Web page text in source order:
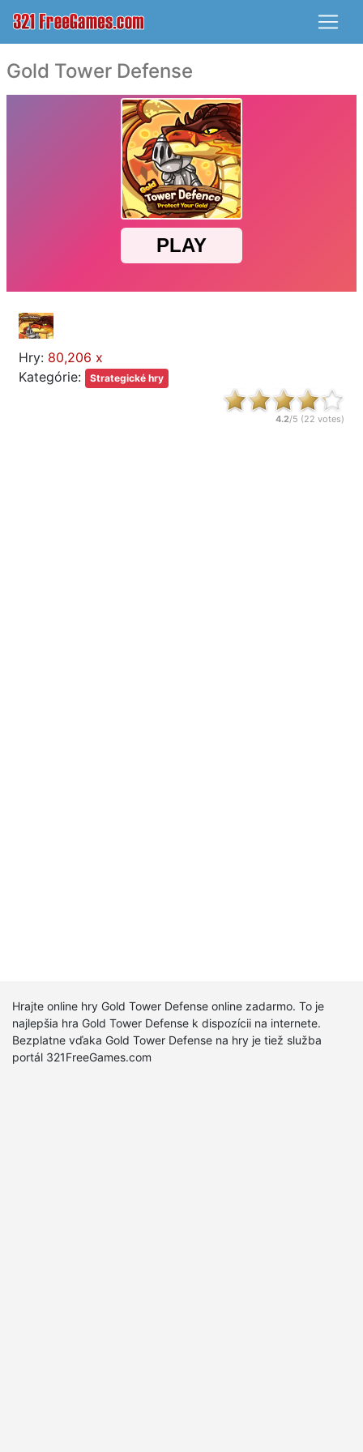
Gold Tower Defense
Hry: 80,206 x
Kategórie:
Strategické hry
4.2/5 (22 votes)
Hrajte online hry Gold Tower Defense online zadarmo. To je
najlepšia hra Gold Tower Defense k dispozícii na internete.
Bezplatne vďaka Gold Tower Defense na hry je tiež služba
portál 321FreeGames.com